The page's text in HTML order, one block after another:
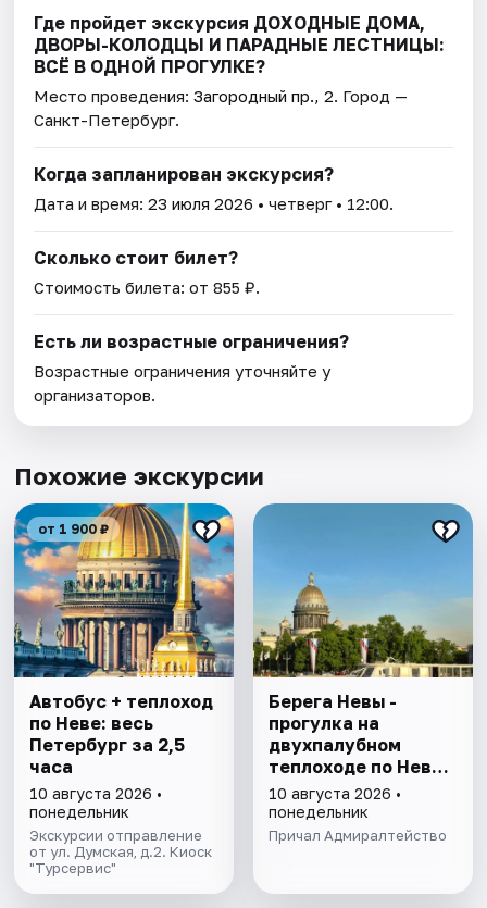
Где пройдет экскурсия ДОХОДНЫЕ ДОМА,
ДВОРЫ-КОЛОДЦЫ И ПАРАДНЫЕ ЛЕСТНИЦЫ:
ВСЁ В ОДНОЙ ПРОГУЛКЕ?
Место проведения:Загородный пр., 2. Город —
Санкт-Петербург.
Когда запланирован экскурсия?
Дата и время:23 июля 2026 • четверг • 12:00.
Сколько стоит билет?
Стоимость билета: от 855 ₽.
Есть ли возрастные ограничения?
Возрастные ограничения уточняйте у
организаторов.
Похожие экскурсии
от 1 900 ₽
Автобус + теплоход
по Неве: весь
Петербург за 2,5
часа
10 августа 2026 •
понедельник
Экскурсии отправление
от ул. Думская, д.2. Киоск
"Турсервис"
Берега Невы -
прогулка на
двухпалубном
теплоходе по Неве
с подходом к
Финскому заливу
10 августа 2026 •
понедельник
Причал Адмиралтейство